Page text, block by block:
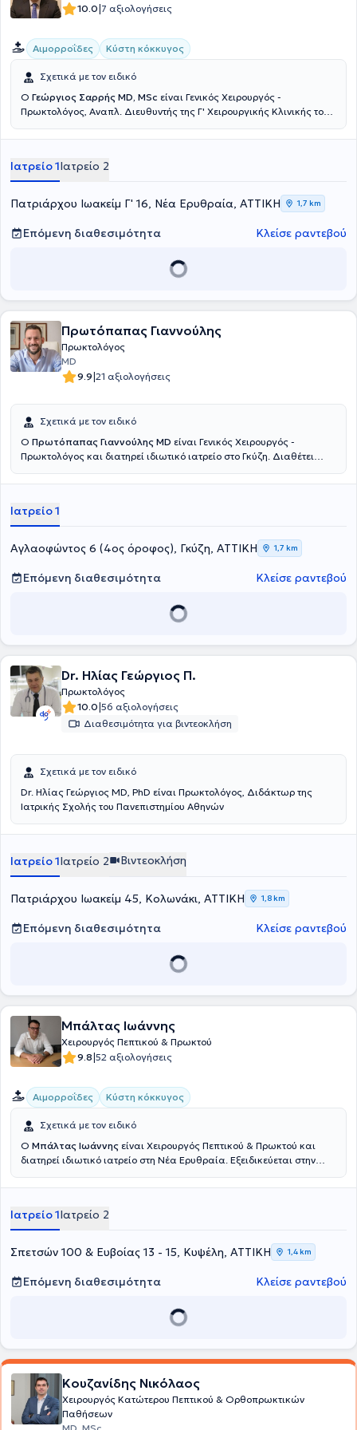
10.0|7 αξιολογήσεις
Αιμορροΐδες Κύστη κόκκυγος
Σχετικά με τον ειδικό
Ο Γεώργιος Σαρρής MD, MSc είναι Γενικός Χειρουργός -
Πρωκτολόγος, Αναπλ. Διευθυντής της Γ' Χειρουργικής Κλινικής του
Ερυθραία. Έχει πραγματοποιήσει μεταπτυχιακές σπουδές στην
στην ελάχιστα επεμβατική αντιμετώπιση των ορθοπρωκτικών
παθήσεων (Laser LHP, SiLaC, FiLaC) στη Γερμανία καθώς και στη
Λαπαροσκοπική Χειρουργική. Ειδικεύτηκε στην Β' Χειρουργική
κλινική του νοσοκομείου Κ.Α.Τ. Τέλος, έχει συμμετάσχει σε πληθώρα
πανελλήνιων και διεθνών ιατρικών συνεδρίων.
Ιατρείο 1Ιατρείο 2
Πατριάρχου Ιωακείμ Γ' 16, Νέα Ερυθραία, ΑΤΤΙΚΗ 1,7 km
Επόμενη διαθεσιμότητα Κλείσε ραντεβού
Πρωτόπαπας Γιαννούλης
Πρωκτολόγος
MD
9.9|21 αξιολογήσεις
Σχετικά με τον ειδικό
Ο Πρωτόπαπας Γιαννούλης MD είναι Γενικός Χειρουργός -
Πρωκτολόγος και διατηρεί ιδιωτικό ιατρείο στο Γκύζη. Διαθέτει
Καποδιστριακού Πανεπιστημίου Αθηνών και ειδικεύτηκε στη Γενική
Μετεκπαιδεύτηκε στην Επείγουσα Προνοσοκομειακή Ιατρική και
κατέχει πιστοποίηση ATLS και Definitive Surgical Trauma Care
Course. Είναι συνεργάτης της Αθηναϊκής Κλινικής και του Doctor's
Hospital. Τέλος, είναι μέλος της Ελληνικής Εταιρείας Επούλωσης
Τραύματος και Ελκών και συμμετέχει σε πλήθος συνεδρίων στην
Ελλάδα και το εξωτερικό, στα πλαίσια της συνεχούς κατάρτισης,
Ιατρείο 1
Αγλαοφώντος 6 (4ος όροφος), Γκύζη, ΑΤΤΙΚΗ 1,7 km
Επόμενη διαθεσιμότητα Κλείσε ραντεβού
Dr. Ηλίας Γεώργιος Π.
Πρωκτολόγος
10.0|56 αξιολογήσεις
Διαθεσιμότητα για βιντεοκλήση
Σχετικά με τον ειδικό
Dr. Ηλίας Γεώργιος MD, PhD είναι Πρωκτολόγος, Διδάκτωρ της
Ιατρικής Σχολής του Πανεπιστημίου Αθηνών
Ιατρείο 1Ιατρείο 2 Βιντεοκλήση
Πατριάρχου Ιωακείμ 45, Κολωνάκι, ΑΤΤΙΚΗ 1,8 km
Επόμενη διαθεσιμότητα Κλείσε ραντεβού
Μπάλτας Ιωάννης
Χειρουργός Πεπτικού & Πρωκτού
9.8|52 αξιολογήσεις
Αιμορροΐδες Κύστη κόκκυγος
Σχετικά με τον ειδικό
Ο Μπάλτας Ιωάννης είναι Χειρουργός Πεπτικού & Πρωκτού και
διατηρεί ιδιωτικό ιατρείο στη Νέα Ερυθραία. Εξειδικεύεται στην
καθώς και στην Ορθοπρωκτική Χειρουργική. Επιπλέον εξειδίκευση
πρωκτού, κύστη κόκκυγος). Διαθέτει πολυετή εμπειρία στην
αποτελεσματική και ασφαλή χειρουργική αντιμετώπιση της
παχυσαρκίας, της διαφραγματοκήλης, των παθήσεων του πεπτικού
συστήματος και των κηλών του κοιλιακού τοιχώματος. Τέλος,
παράλληλα με το ιδιωτικό του ιατρείο, συνεργάζεται με μεγάλες
ιδιωτικές κλινικές της Αττικής, όπως είναι το Μητέρα, το Ιατρικό
Ιατρείο 1Ιατρείο 2
Σπετσών 100 & Ευβοίας 13 - 15, Κυψέλη, ΑΤΤΙΚΗ 1,4 km
Επόμενη διαθεσιμότητα Κλείσε ραντεβού
Κουζανίδης Νικόλαος
Χειρουργός Κατώτερου Πεπτικού & Ορθοπρωκτικών
Παθήσεων